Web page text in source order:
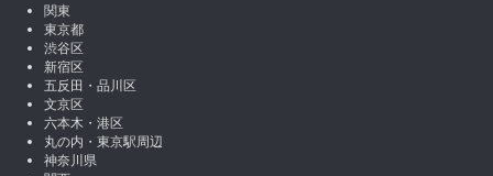
関東
東京都
渋谷区
新宿区
五反田・品川区
文京区
六本木・港区
丸の内・東京駅周辺
神奈川県